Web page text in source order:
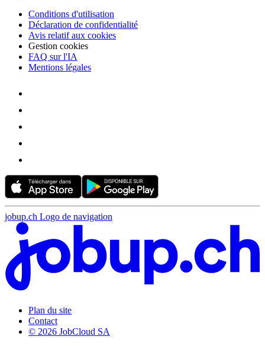
Conditions d'utilisation
Déclaration de confidentialité
Avis relatif aux cookies
Gestion cookies
FAQ sur l'IA
Mentions légales
jobup.ch Logo de navigation
Plan du site
Contact
© 2026 JobCloud SA